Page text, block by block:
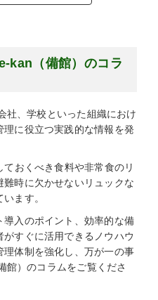
kan（備館）のコラ
社、学校といった組織におけ
に役立つ実践的な情報を発
おくべき食料や非常食のリ
時に欠かせないリュックな
ます。
入のポイント、効率的な備
すぐに活用できるノウハウ
理体制を強化し、万が一の事
館）のコラムをご覧くださ